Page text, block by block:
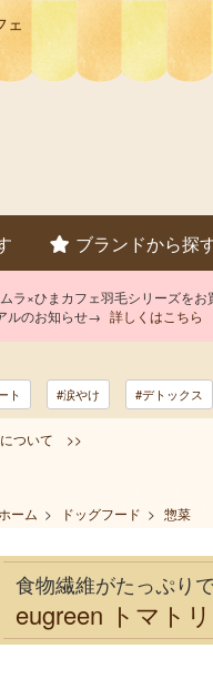
ェ
ブランドから探
ラ×ひまカフェ羽毛シリーズを
ルのお知らせ→ 詳しくはこちら
ト #涙やけ #デトックス
ついて >>
ホーム > ドッグフード > 惣菜
食物繊維がたっぷり
eugreen トマト